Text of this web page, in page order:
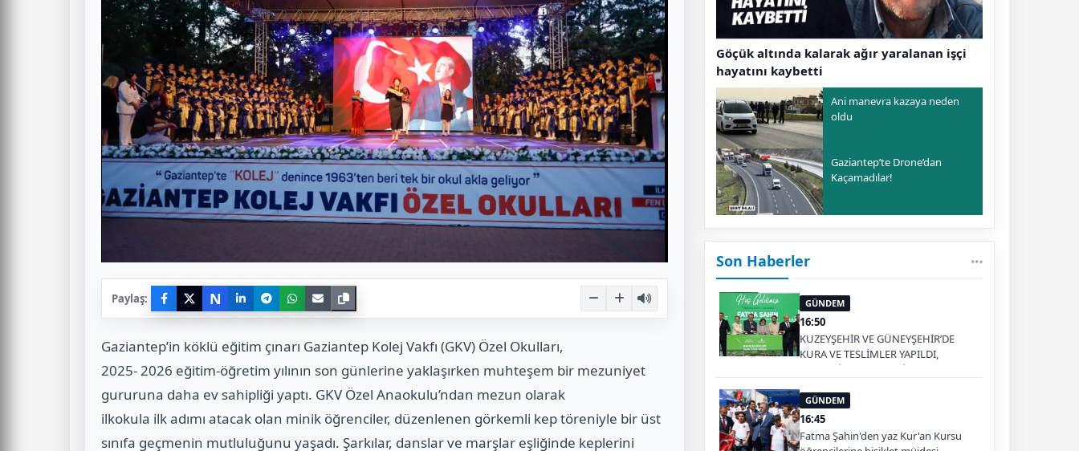
Paylaş: N
Gaziantep’in köklü eğitim çınarı Gaziantep Kolej Vakfı (GKV) Özel Okulları,
2025- 2026 eğitim-öğretim yılının son günlerine yaklaşırken muhteşem bir mezuniyet
gururuna daha ev sahipliği yaptı. GKV Özel Anaokulu’ndan mezun olarak
ilkokula ilk adımı atacak olan minik öğrenciler, düzenlenen görkemli kep töreniyle bir üst
sınıfa geçmenin mutluluğunu yaşadı. Şarkılar, danslar ve marşlar eşliğinde keplerini
Göçük altında kalarak ağır yaralanan işçi
hayatını kaybetti
Ani manevra kazaya neden
oldu
Gaziantep’te Drone’dan
Kaçamadılar!
Son Haberler
GÜNDEM
16:50
KUZEYŞEHİR VE GÜNEYŞEHİR’DE
KURA VE TESLİMLER YAPILDI,
BAHÇELİEVLER’DE 5 BİN KONUTUN
GÜNDEM
16:45
Fatma Şahin'den yaz Kur'an Kursu